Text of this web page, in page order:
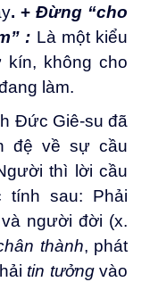
. +Đừng “cho
: Là một kiểu
không cho
làm.
Đức Giê-su đã
đệ về sự cầu
thì lời cầu
tính sau: Phải
người đời (x.
thành, phát
tin tưởngvào